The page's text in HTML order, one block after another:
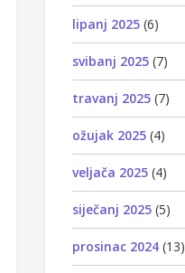
lipanj 2025 (6)
svibanj 2025 (7)
travanj 2025 (7)
ožujak 2025 (4)
veljača 2025 (4)
siječanj 2025 (5)
prosinac 2024 (13)